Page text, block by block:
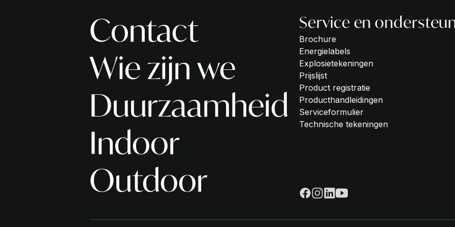
Contact
Wie zijn we
Duurzaamheid
Indoor
Outdoor
Service en
Brochure
Energielabels
Explosietekeningen
Prijslijst
Product registratie
Producthandleidingen
Serviceformulier
Technische tekeningen